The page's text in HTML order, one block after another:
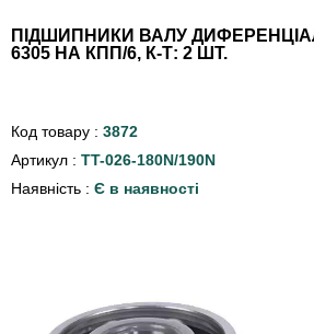
ПІДШИПНИКИ ВАЛУ
6305 НА КПП/6, К-Т: 2 ШТ.
Код товару : 3872
Артикул : TT-026-180N/190N
Наявність : Є в наявності